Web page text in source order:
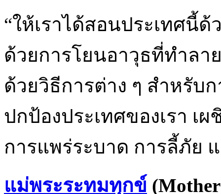
“ให้เราได้สอนประเทศนี้
ด้วยการโยนอาวุธที่ทำล
ด้วยวิธีการต่าง ๆ สำหรับ
ปกป้องประเทศของเรา
การแพร่ระบาด การลี้ภัย
แม่พระระทมทุกข์